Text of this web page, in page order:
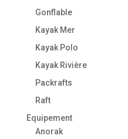
Gonflable
Kayak Mer
Kayak Polo
Kayak Rivière
Packrafts
Raft
Equipement
Anorak